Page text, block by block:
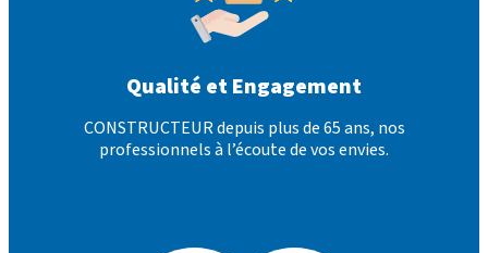
Qualité et Engagement
CONSTRUCTEUR depuis plus de 65 ans, nos
professionnels à l’écoute de vos envies.